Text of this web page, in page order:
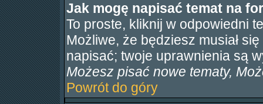
Jak mogę napisać temat na
To proste, kliknij w odpowiedni
Możliwe, że będziesz musiał
napisać; twoje uprawnienia są
Możesz pisać nowe tematy,
Powrót do góry